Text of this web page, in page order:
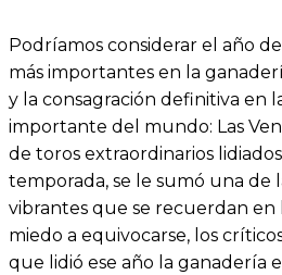
Podríamos considerar el año
más importantes en la
y la consagración definitiva en
importante del mundo: Las
de toros extraordinarios
temporada, se le sumó una de
vibrantes que se recuerdan en
miedo a equivocarse, los
que lidió ese año la ganadería